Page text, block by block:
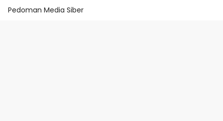
Pedoman Media Siber